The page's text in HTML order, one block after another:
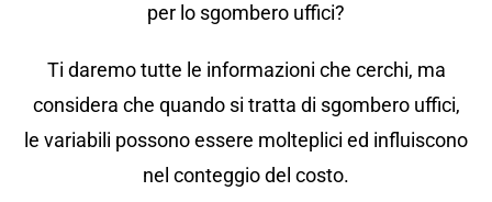
per lo sgombero uffici?
Ti daremo tutte le informazioni che cerchi, ma
considera che quando si tratta di sgombero uffici,
le variabili possono essere molteplici ed influiscono
nel conteggio del costo.